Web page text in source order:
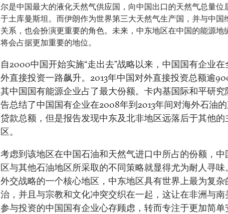
尔是中国最大的液化天然气供应国，向中国出口的天然气总量位
于土库曼斯坦。而伊朗作为世界第三大天然气生产国，并与中国
关系，也会扮演更重要的角色。未来，中东地区在中国的能源地
将会占据更加重要的地位。
自2000中国开始实施“走出去”战略以来，中国国有企业
外直接投资一路飙升。2013年中国对外直接投资总额逾
其中国国有能源企业占了最大份额。卡内基国际和平研究
告总结了中国国有企业在2008年到2013年间对海外石油
贷款总额，但是报告发现中东及北非地区远落后于其他的
区。
考虑到该地区在中国石油和天然气进口中所占的份额，中
区与其他石油地区所采取的不同策略就显得尤为耐人寻味
外交战略的一个核心地区，中东地区具有世界上最为复杂
治，并且与宗教和文化冲突交织在一起，这让在非洲与南
参与投资的中国国有企业心存顾虑，转而专注于更加简单